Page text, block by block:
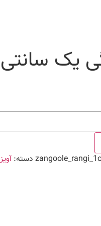
یک سانتی
دسته: